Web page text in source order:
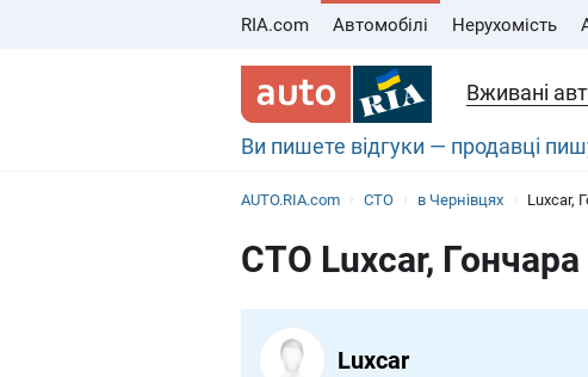
RIA.com Автомобілі Нерухомість
Вживані
Ви пишете відгуки — продавці
AUTO.RIA.com СТО в Чернівцях Luxcar,
СТО Luxcar,
Luxcar